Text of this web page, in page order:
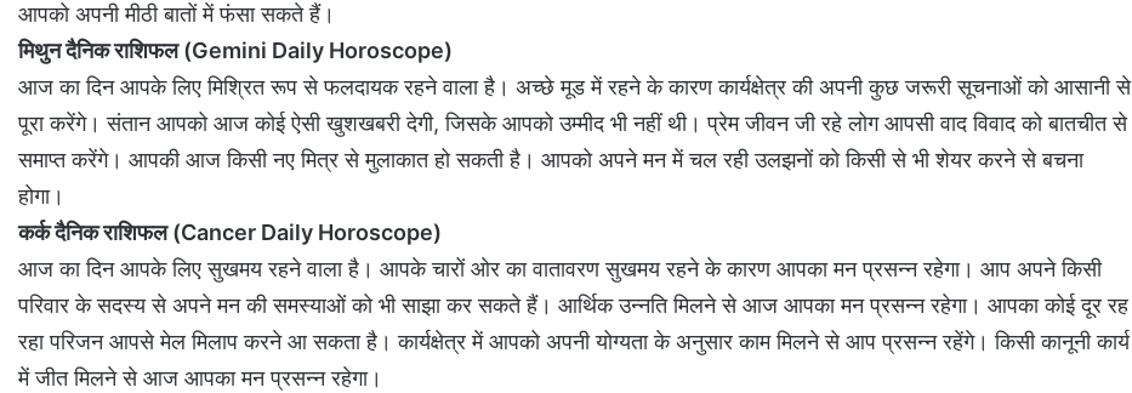
आपको अपनी मीठी बातों में फंसा सकते हैं।
मिथुन दैनिक राशिफल (Gemini Daily Horoscope)
आज का दिन आपके लिए मिश्रित रूप से फलदायक रहने वाला है। अच्छे मूड में रहने के कारण कार्यक्षेत्र की अपनी कुछ जरूरी सूचनाओं को आसानी से
पूरा करेंगे। संतान आपको आज कोई ऐसी खुशखबरी देगी, जिसके आपको उम्मीद भी नहीं थी। प्रेम जीवन जी रहे लोग आपसी वाद विवाद को बातचीत से
समाप्त करेंगे। आपकी आज किसी नए मित्र से मुलाकात हो सकती है। आपको अपने मन में चल रही उलझनों को किसी से भी शेयर करने से बचना
होगा।
कर्क दैनिक राशिफल (Cancer Daily Horoscope)
आज का दिन आपके लिए सुखमय रहने वाला है। आपके चारों ओर का वातावरण सुखमय रहने के कारण आपका मन प्रसन्न रहेगा। आप अपने किसी
परिवार के सदस्य से अपने मन की समस्याओं को भी साझा कर सकते हैं। आर्थिक उन्नति मिलने से आज आपका मन प्रसन्न रहेगा। आपका कोई दूर रह
रहा परिजन आपसे मेल मिलाप करने आ सकता है। कार्यक्षेत्र में आपको अपनी योग्यता के अनुसार काम मिलने से आप प्रसन्न रहेंगे। किसी कानूनी कार्य
में जीत मिलने से आज आपका मन प्रसन्न रहेगा।